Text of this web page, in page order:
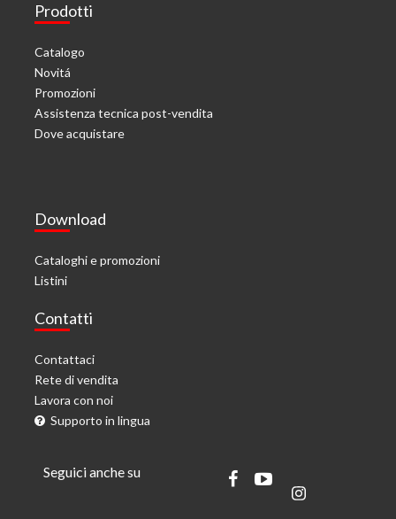
Prodotti
Catalogo
Novitá
Promozioni
Assistenza tecnica post-vendita
Dove acquistare
Download
Cataloghi e promozioni
Listini
Contatti
Contattaci
Rete di vendita
Lavora con noi
Supporto in lingua
Seguici anche su